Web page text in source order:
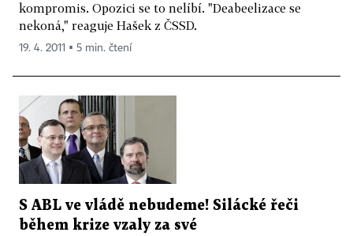
kompromis. Opozici se to nelíbí. "Deabeelizace se
nekoná," reaguje Hašek z ČSSD.
19. 4. 2011 ▪ 5 min. čtení
S ABL ve vládě nebudeme! Silácké řeči
během krize vzaly za své